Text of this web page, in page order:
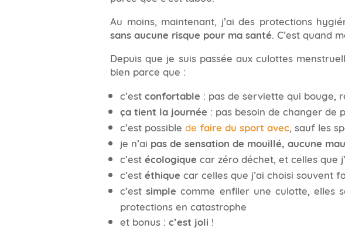
Au moins, maintenant, j’ai des protections
sans aucune risque pour ma santé . C’est quand
Depuis que je suis passée aux culottes
bien parce que :
c’est confortable : pas de serviette qui bouge,
ça tient la journée : pas besoin de changer de
c’est possible de faire du sport avec, sauf les
je n’ai pas de sensation de mouillé, aucune
c’est écologique car zéro déchet, et celles que
c’est éthique car celles que j’ai choisi souvent
c’estsimple comme enfiler une culotte, elles
protections en catastrophe
et bonus : c’est joli !